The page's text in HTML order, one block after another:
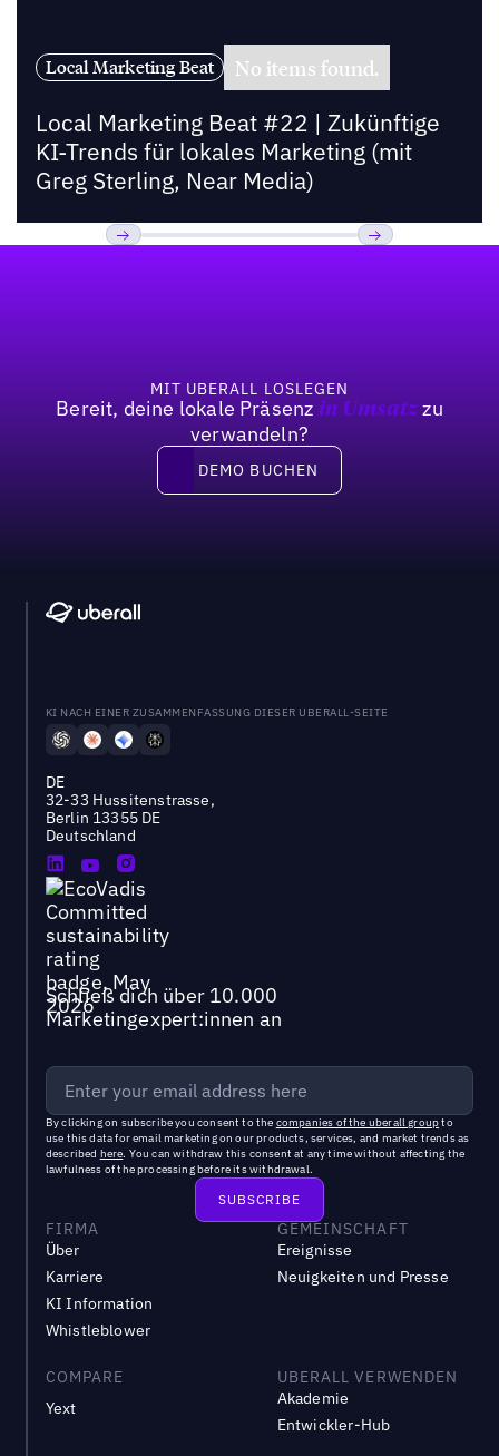
Local Marketing Beat No items found.
Local Marketing Beat #22 | Zukünftige
KI-Trends für lokales Marketing (mit
Greg Sterling, Near Media)
MIT UBERALL LOSLEGEN
Bereit, deine lokale Präsenz in Umsatzzu
verwandeln?
DEMO BUCHEN
DEMO BUCHEN
KI NACH EINER ZUSAMMENFASSUNG DIESER UBERALL-SEITE
DE
32-33 Hussitenstrasse,
Berlin 13355 DE
Deutschland
Schließ dich über 10.000
Marketingexpert:innen an
By clicking on subscribe you consent to the companies of the uberall groupto
use this data for email marketing on our products, services, and market trends as
described here. You can withdraw this consent at any time without affecting the
lawfulness of the processing before its withdrawal.
FIRMA
Über
Karriere
KI Information
Whistleblower
GEMEINSCHAFT
Ereignisse
Neuigkeiten und Presse
COMPARE
Yext
UBERALL VERWENDEN
Akademie
Entwickler-Hub